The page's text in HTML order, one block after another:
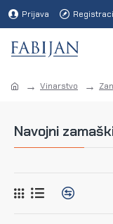
Prijava
Vinarstvo
Navojni